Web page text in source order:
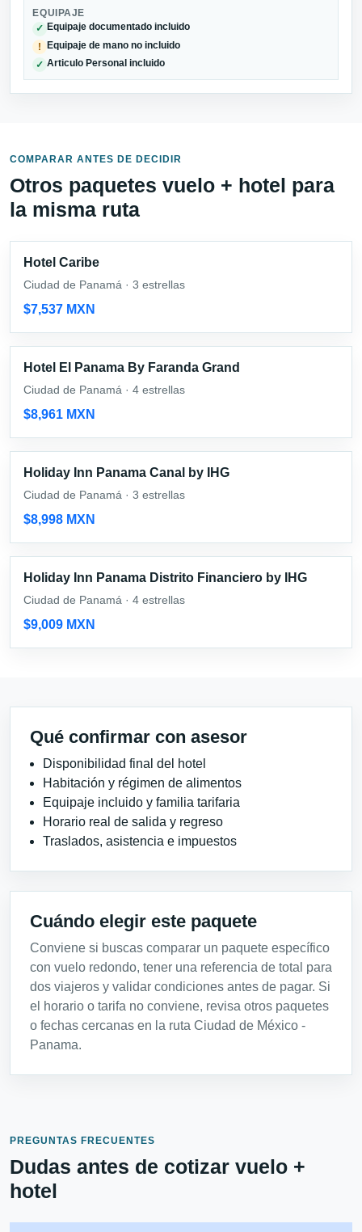
EQUIPAJE
✓ Equipaje documentado incluido
! Equipaje de mano no incluido
✓ Articulo Personal incluido
COMPARAR ANTES DE DECIDIR
Otros paquetes vuelo + hotel para
la misma ruta
Hotel Caribe
Ciudad de Panamá · 3 estrellas
$7,537 MXN
Hotel El Panama By Faranda Grand
Ciudad de Panamá · 4 estrellas
$8,961 MXN
Holiday Inn Panama Canal by IHG
Ciudad de Panamá · 3 estrellas
$8,998 MXN
Holiday Inn Panama Distrito Financiero by IHG
Ciudad de Panamá · 4 estrellas
$9,009 MXN
Qué confirmar con asesor
Disponibilidad final del hotel
Habitación y régimen de alimentos
Equipaje incluido y familia tarifaria
Horario real de salida y regreso
Traslados, asistencia e impuestos
Cuándo elegir este paquete
Conviene si buscas comparar un paquete específico
con vuelo redondo, tener una referencia de total para
dos viajeros y validar condiciones antes de pagar. Si
el horario o tarifa no conviene, revisa otros paquetes
o fechas cercanas en la ruta Ciudad de México -
Panama.
PREGUNTAS FRECUENTES
Dudas antes de cotizar vuelo +
hotel